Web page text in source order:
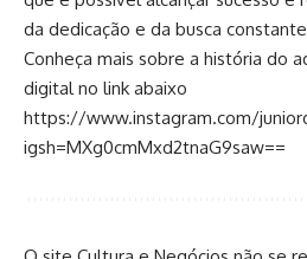
da dedicação e da busca
Conheça mais sobre a história do
digital no link abaixo
https://www.instagram.com/
igsh=MXg0cmMxd2tnaG9saw==